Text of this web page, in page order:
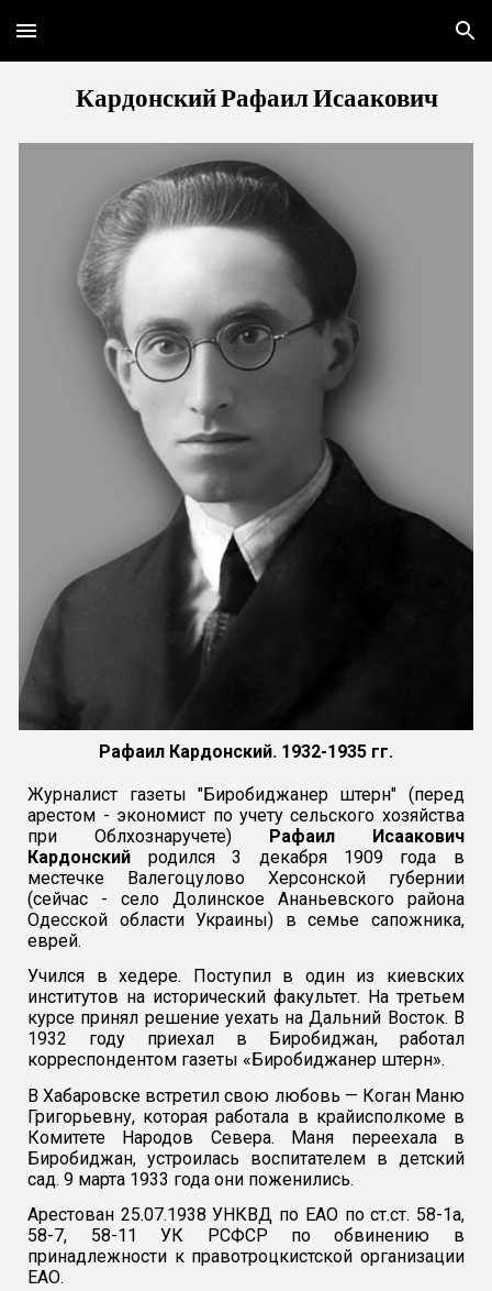
Skip to main content Skip to navigation
Кардонский Рафаил Исаакович
Рафаил Кардонский. 1932-1935 гг.
Журналист газеты "Биробиджанер штерн" (перед
арестом - экономист по учету сельского хозяйства
при Облхознаручете) Рафаил Исаакович
Кардонский родился 3 декабря 1909 года в
местечке Валегоцулово Херсонской губернии
(сейчас - село Долинское Ананьевского района
Одесской области Украины) в семье сапожника,
еврей.
Учился в хедере. Поступил в один из киевских
институтов на исторический факультет. На третьем
курсе принял решение уехать на Дальний Восток. В
1932 году приехал в Биробиджан, работал
корреспондентом газеты «Биробиджанер штерн».
В Хабаровске встретил свою любовь — Коган Маню
Григорьевну, которая работала в крайисполкоме в
Комитете Народов Севера. Маня переехала в
Биробиджан, устроилась воспитателем в детский
сад. 9 марта 1933 года они поженились.
Арестован 25.07.1938 УНКВД по ЕАО по ст.ст. 58-1а,
58-7, 58-11 УК РСФСР по обвинению в
принадлежности к правотроцкистской организации
ЕАО.